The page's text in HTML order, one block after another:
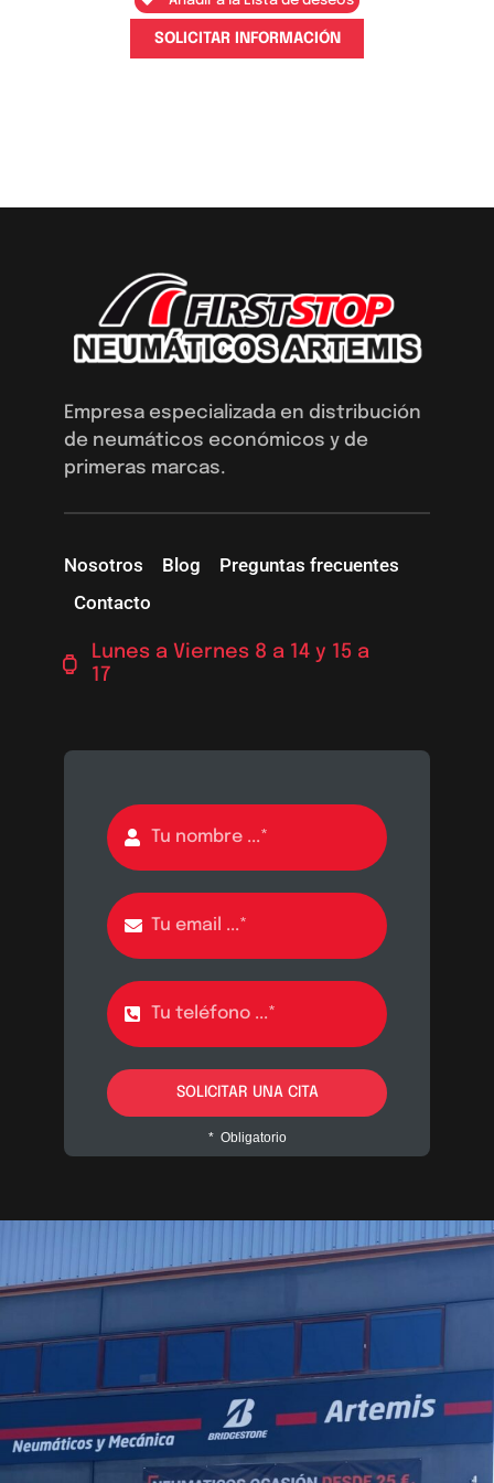
SOLICITAR INFORMACIÓN
Empresa especializada en distribución
de neumáticos económicos y de
primeras marcas.
Nosotros Blog
Preguntas frecuentes
Contacto
Lunes a Viernes 8 a 14 y 15 a
17
SOLICITAR UNA CITA
* Obligatorio